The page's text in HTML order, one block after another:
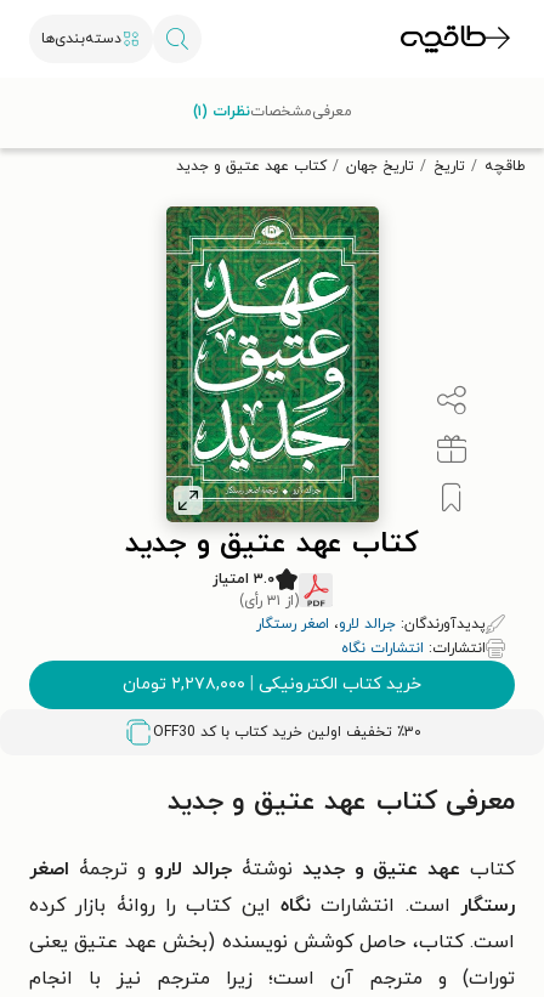
دسته‌بندی‌ها
تخفیف از طاقچه دریافت کن.
طاقچه تاریخ تاریخ جهان کتاب عهد عتیق و جدید
کتاب عهد عتیق و جدید
۳.۰ امتیاز
(از ۳۱ رأی)
پدیدآورندگان: جرالد لارو، اصغر رستگار
انتشارات: انتشارات نگاه
خرید کتاب الکترونیکی | ۲,۲۷۸,۰۰۰ تومان
٪۳۰ تخفیف اولین خرید کتاب با کد OFF30
معرفیمشخصاتنظرات (۱)
معرفی کتاب عهد عتیق و جدید
کتاب عهد عتیق و جدید نوشتۀ جرالد لارو و ترجمۀ اصغر
رستگار است. انتشارات نگاه این کتاب را روانۀ بازار کرده
است. کتاب، حاصل کوشش نویسنده (بخش عهد عتیق یعنی
تورات) و مترجم آن است؛ زیرا مترجم نیز با انجام